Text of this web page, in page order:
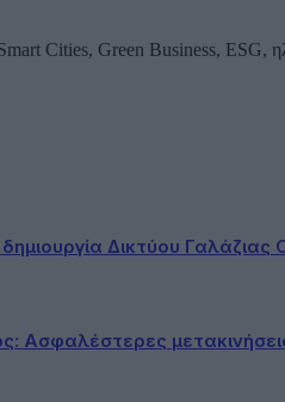
Cities, Green Business, ESG,
Δικτύου Γαλάζιας
Ασφαλέστερες